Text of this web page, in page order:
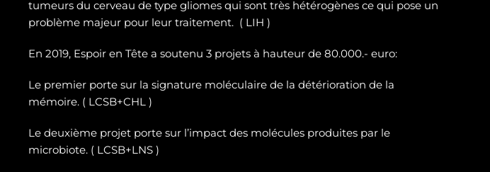
tumeurs du cerveau de type gliomes qui sont très hétérogènes ce qui pose un
problème majeur pour leur traitement. ( LIH )
En 2019, Espoir en Tête a soutenu 3 projets à hauteur de 80.000.- euro:
Le premier porte sur la signature moléculaire de la détérioration de la
mémoire. ( LCSB+CHL )
Le deuxième projet porte sur l’impact des molécules produites par le
microbiote. ( LCSB+LNS )